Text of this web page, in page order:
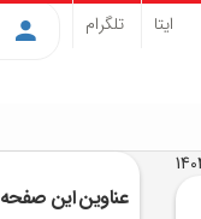
ایتا تلگرام
عناوین این صفحه